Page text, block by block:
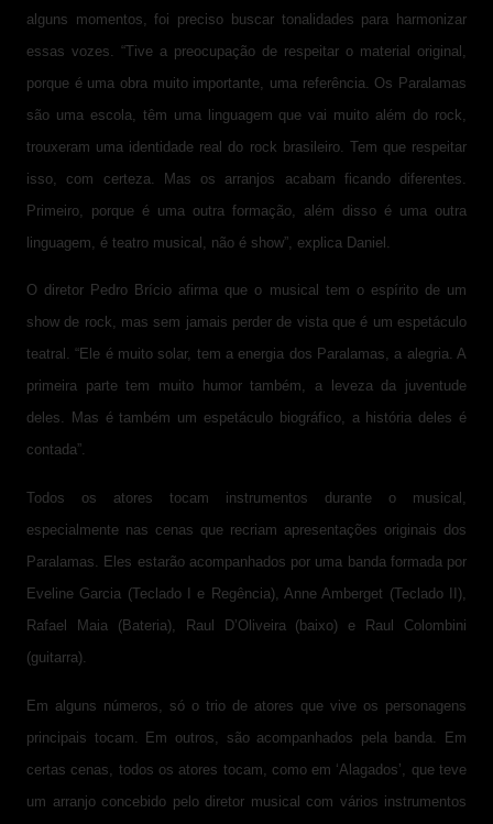
alguns momentos, foi preciso buscar tonalidades para harmonizar
essas vozes. “Tive a preocupação de respeitar o material original,
porque é uma obra muito importante, uma referência. Os Paralamas
são uma escola, têm uma linguagem que vai muito além do rock,
trouxeram uma identidade real do rock brasileiro. Tem que respeitar
isso, com certeza. Mas os arranjos acabam ficando diferentes.
Primeiro, porque é uma outra formação, além disso é uma outra
linguagem, é teatro musical, não é show”, explica Daniel.
O diretor Pedro Brício afirma que o musical tem o espírito de um
show de rock, mas sem jamais perder de vista que é um espetáculo
teatral. “Ele é muito solar, tem a energia dos Paralamas, a alegria. A
primeira parte tem muito humor também, a leveza da juventude
deles. Mas é também um espetáculo biográfico, a história deles é
contada”.
Todos os atores tocam instrumentos durante o musical,
especialmente nas cenas que recriam apresentações originais dos
Paralamas. Eles estarão acompanhados por uma banda formada por
Eveline Garcia (Teclado I e Regência), Anne Amberget (Teclado II),
Rafael Maia (Bateria), Raul D’Oliveira (baixo) e Raul Colombini
(guitarra).
Em alguns números, só o trio de atores que vive os personagens
principais tocam. Em outros, são acompanhados pela banda. Em
certas cenas, todos os atores tocam, como em ‘Alagados’, que teve
um arranjo concebido pelo diretor musical com vários instrumentos